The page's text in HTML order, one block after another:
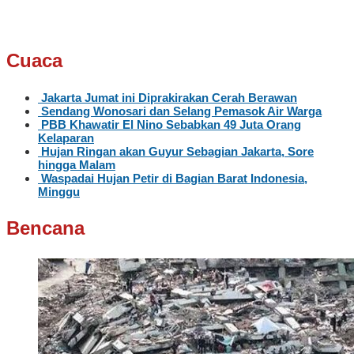
Cuaca
Jakarta Jumat ini Diprakirakan Cerah Berawan
Sendang Wonosari dan Selang Pemasok Air Warga
PBB Khawatir El Nino Sebabkan 49 Juta Orang
Kelaparan
Hujan Ringan akan Guyur Sebagian Jakarta, Sore
hingga Malam
Waspadai Hujan Petir di Bagian Barat Indonesia,
Minggu
Bencana